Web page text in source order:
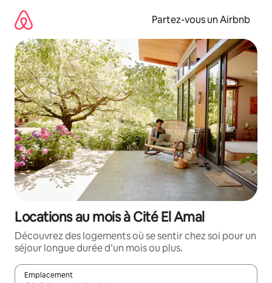
directement
contenu
Partez-vous un Airbnb
Locations au mois à Cité El Amal
Découvrez des logements où se sentir chez soi pour un
séjour longue durée d’un mois ou plus.
Emplacement